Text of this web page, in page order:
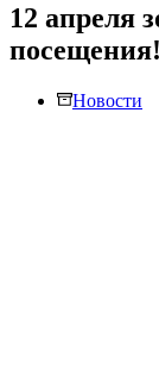
12 апреля
посещения!
Новости